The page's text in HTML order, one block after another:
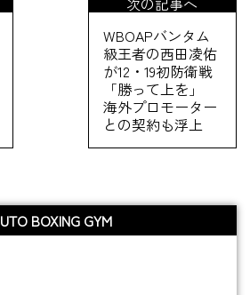
WBOAPバンタム
級王者の西田凌佑
が12・19初防衛戦
「勝って上を」
海外プロモーター
との契約も浮上
BOXING GYM